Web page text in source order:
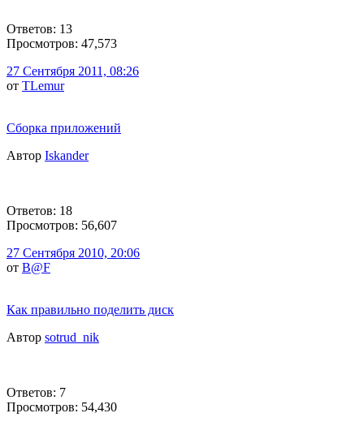
Ответов: 13
Просмотров: 47,573
27 Сентября 2011, 08:26
от TLemur
Сборка приложений
Автор Iskander
Ответов: 18
Просмотров: 56,607
27 Сентября 2010, 20:06
от B@F
Как правильно поделить диск
Автор sotrud_nik
Ответов: 7
Просмотров: 54,430